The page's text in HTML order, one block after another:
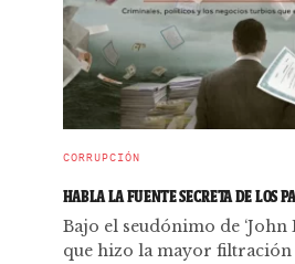
CORRUPCIÓN
HABLA LA FUENTE SECRETA DE LOS
Bajo el seudónimo de ‘John
que hizo la mayor filtración